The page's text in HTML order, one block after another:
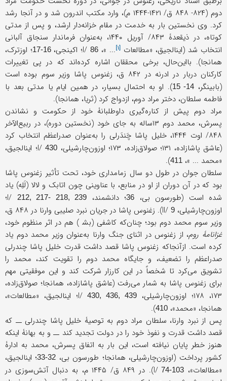
دوم (۸۲۴- ۸۴۸ ق/ ۱۴۲۱-۱۴۴۴ م)، وارد مکتب اندرون شد و در آنجا رشد
کرد. وی نخستین بار به خدمت در مقام خزانه‌دار ارشد، و پس از مدتی
کوتاه، در ذیقعدۀ ۸۴۳/ آوریل ۱۴۴۰، به‌عنوان فرماندار سنجاق آلبانی
انتخاب شد (اینالجیق، «مطالعات [۱] ... »، I/ 86 ؛ اکینجی،
؛ اوزترک،
همانجا). بااین‌حال، برخی محققان اشاره کرده‌اند که در پی تغییرات
کارکنان دربار در ادرنه در ۸۴۲ ق، زغنوس پاشا وزیر سوم بوده است
(بابینگر، 14- 15
). او به احتمال بسیار، در همین ایام یا مدتی بعد با
فاطمه سلطان، دختر مراد دوم، ازدواج کرد (ثریا، همانجا).
مراد دوم پیش از کناره‌گیری داوطلبانۀ خود از حکومت و نشاندن
پسرش، محمد دوم ‌۱۳ساله به جای خود (نخستین دوره)، در ربیع‌الآخر
۸۴۸/ اوت ۱۴۴۴، خلیل‌ پاشا چَندَرلی را به‌عنوان صدراعظم انتخاب کرد
(عاشق پاشازاده، ۱۳۱؛ صولاق‌زاده، ۱۷۳؛ اوزون‌چارشیلی، I/
430
؛ اینالجیق،
«محمد ... »، 411
).
سلطان جوان در طول دو سال زمامداری خود، تحت تأثیر زغنوس پاشا
بود که در آن دوران از او در منابع، با عناوینی چون اتابک و لالا (لَلِه) یاد
شده است (طورسون بی،
36؛ دانشمند، I/ 212, 217- 218, 239
؛
اوزون‌چارشیلی، II/ 9
). زغنوس ‌پاشا در جریان نبرد صلیبی وارنا در ۸۴۸ ق،
وزیر سوم محمد دوم بود؛ چنان‌که کاشفی (بش‍‌ ) هم در اثر منظوم خود،
غزانامۀ روم، از زغنوس در اثنای جنگ وارنا به‌عنوان وزیر محمد دوم یاد
کرده است. ازآنجاکه زغنوس پاشا قصد داشت قدرت خلیل ‌پاشا چندرلی
صدراعظم را تضعیف، و جایگاه محمد دوم را تقویت کند، محمد را
تشویق می‌کرد تا شخصاً در این کارزار شرکت کند و این موفقیتی مهم
برای زغنوس ‌پاشا به شمار می‌رفت (عاشق پاشازاده، همانجا؛ صولاق‌زاده،
۱۷۳، ۱۷۸؛ اوزون‌چارشیلی، I/
430, 436, 439
؛ اینالجیق، «مطالعات»،
همانجا، «محمد»، 410
).
پس از نبرد وارنا، سلطان ‌مراد دوم به توصیۀ خلیل‌ پاشا چندرلی ــ که
قصد داشت قدرت و نفوذ خود را در دولت تجدید کند ــ و به بهانۀ اینکه
هنوز خطر پایان نیافته است، این بار به اتفاق پسرش، محمد به ادارۀ
کشور پرداخت (اوزون‌چارشیلی، همانجا؛ طورسون بی، 32-33
؛ اینالجیق،
«مطالعات»، I/ 74-103
). در ۸۴۹ ق/ ۱۴۴۵ م، به دنبال آتش‌سوزی در